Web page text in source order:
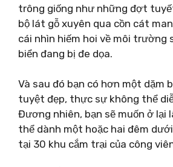
trông giống như những đợt
bộ lát gỗ xuyên qua cồn cát
cái nhìn hiếm hoi về môi trường
biển đang bị đe dọa.
Và sau đó bạn có hơn một dặm
tuyệt đẹp, thực sự không thể
Đương nhiên, bạn sẽ muốn ở lại
thể dành một hoặc hai đêm
tại 30 khu cắm trại của công